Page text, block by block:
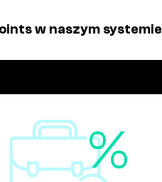
w naszym systemie
%